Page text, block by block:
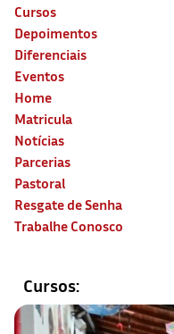
Cursos
Depoimentos
Diferenciais
Eventos
Home
Matricula
Notícias
Parcerias
Pastoral
Resgate de Senha
Trabalhe Conosco
Cursos: